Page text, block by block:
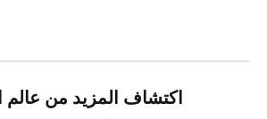
اكتشاف المزيد من عالم